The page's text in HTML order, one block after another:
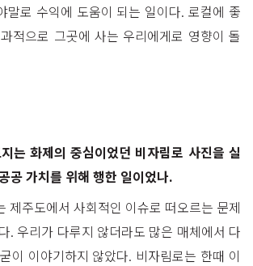
말로 수익에 도움이 되는 일이다. 로컬에 좋
적으로 그곳에 사는 우리에게로 영향이 돌
는 화제의 중심이었던 비자림로 사진을 실
공 가치를 위해 행한 일이었나.
제주도에서 사회적인 이슈로 떠오르는 문제
. 우리가 다루지 않더라도 많은 매체에서 다
이 이야기하지 않았다. 비자림로는 한때 이